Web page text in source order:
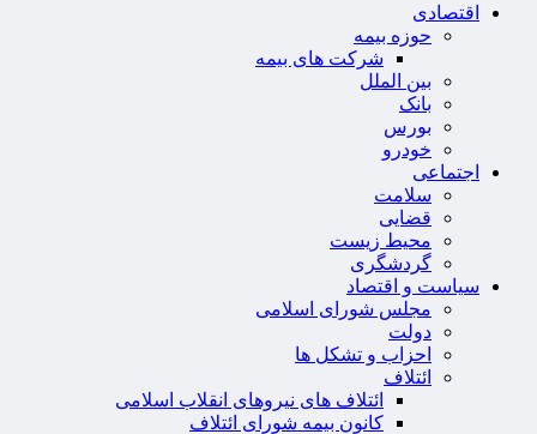
اقتصادی
حوزه بیمه
شرکت های بیمه
بین الملل
بانک
بورس
خودرو
اجتماعی
سلامت
قضایی
محیط زیست
گردشگری
سیاست و اقتصاد
مجلس شورای اسلامی
دولت
احزاب و تشکل ها
ائتلاف
ائتلاف های نیروهای انقلاب اسلامی
کانون بیمه شورای ائتلاف